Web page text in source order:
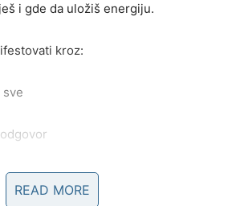
i gde da uložiš energiju.
kroz:
dilemu
READ MORE